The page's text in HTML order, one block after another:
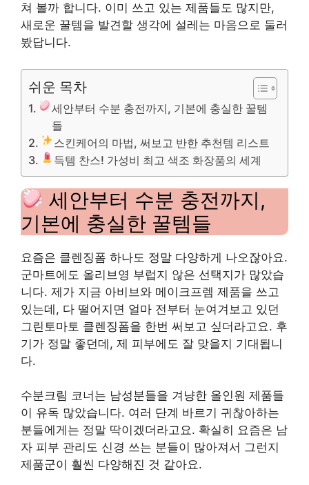
쳐 볼까 합니다. 이미 쓰고 있는 제품들도 많지만,
새로운 꿀템을 발견할 생각에 설레는 마음으로 둘러
봤답니다.
쉬운 목차
세안부터 수분 충전까지, 기본에 충실한 꿀템
들
스킨케어의 마법, 써보고 반한 추천템 리스트
득템 찬스! 가성비 최고 색조 화장품의 세계
세안부터 수분 충전까지,
기본에 충실한 꿀템들
요즘은 클렌징폼 하나도 정말 다양하게 나오잖아요.
군마트에도 올리브영 부럽지 않은 선택지가 많았습
니다. 제가 지금 아비브와 메이크프렘 제품을 쓰고
있는데, 다 떨어지면 얼마 전부터 눈여겨보고 있던
그린토마토 클렌징폼을 한번 써보고 싶더라고요. 후
기가 정말 좋던데, 제 피부에도 잘 맞을지 기대됩니
다.
수분크림 코너는 남성분들을 겨냥한 올인원 제품들
이 유독 많았습니다. 여러 단계 바르기 귀찮아하는
분들에게는 정말 딱이겠더라고요. 확실히 요즘은 남
자 피부 관리도 신경 쓰는 분들이 많아져서 그런지
제품군이 훨씬 다양해진 것 같아요.